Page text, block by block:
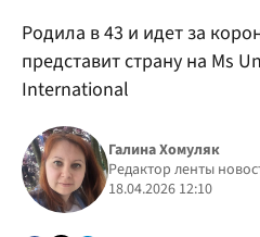
Родила в 43 и идет за
представит страну на Ms
International
Галина Хомуляк
Редактор ленты
18.04.2026 12:10